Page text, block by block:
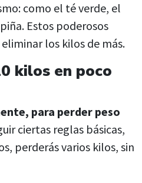
como el té verde, el
Estos poderosos
los kilos de más.
kilos en poco
para perder peso
ciertas reglas básicas,
perderás varios kilos, sin